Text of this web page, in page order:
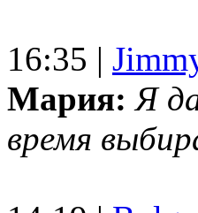
16:35 |
Мария: Я
время